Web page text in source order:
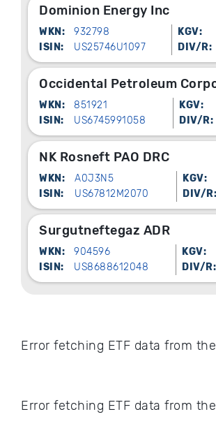
Dominion Energy Inc
WKN: 932798 KGV:
ISIN:
US25746U1097 DIV/R:
Occidental Petroleum
WKN: 851921 KGV:
ISIN:
US6745991058 DIV/R:
NK Rosneft PAO DRC
WKN: A0J3N5 KGV:
ISIN:
US67812M2070 DIV/R:
Surgutneftegaz ADR
WKN: 904596 KGV:
ISIN:
US8688612048 DIV/R:
Error fetching ETF data from
Error fetching ETF data from